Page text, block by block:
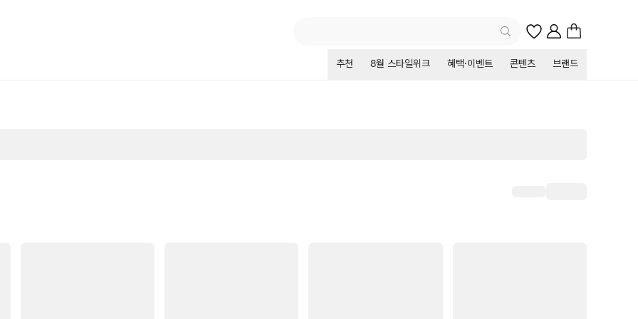
추천 8월 스타일위크 혜택·이벤트 콘텐츠 브랜드